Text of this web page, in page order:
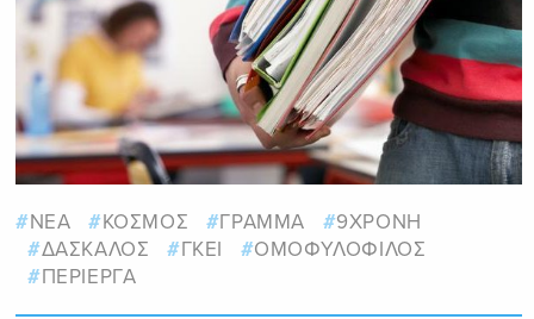
ΝΕΑ ΚΟΣΜΟΣ ΓΡΑΜΜΑ
9ΧΡΟΝΗ
ΔΑΣΚΑΛΟΣ
ΓΚΕΙ
ΟΜΟΦΥΛΟΦΙΛΟΣ
ΠΕΡΙΕΡΓΑ